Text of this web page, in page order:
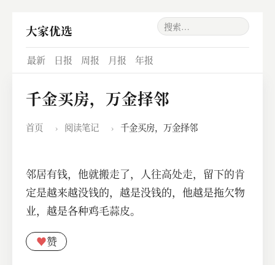
大家优选
最新 日报 周报 月报 年报
千金买房，万金择邻
首页 › 阅读笔记 › 千金买房，万金择邻
邻居有钱，他就搬走了，人往高处走，留下的肯
定是越来越没钱的，越是没钱的，他越是拖欠物
业，越是各种鸡毛蒜皮。
♥赞